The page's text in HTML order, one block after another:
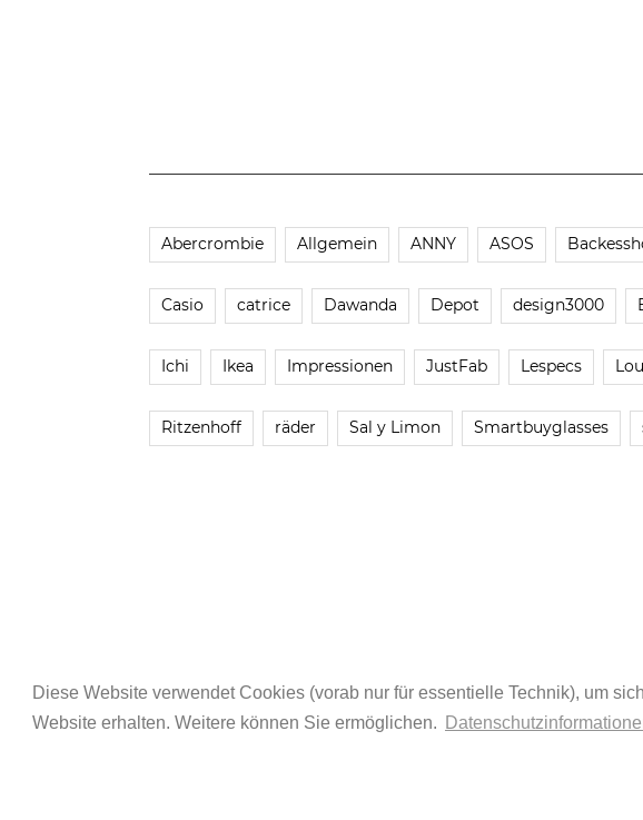
Diese Website verwendet Cookies (vorab nur für essentielle Technik), um
Website erhalten. Weitere können Sie ermöglichen.
Abercrombie Allgemein ANNY ASOS
Casio catrice Dawanda Depot design3000
Ichi Ikea Impressionen JustFab Lespecs
Ritzenhoff räder Sal y Limon Smartbuyglasses